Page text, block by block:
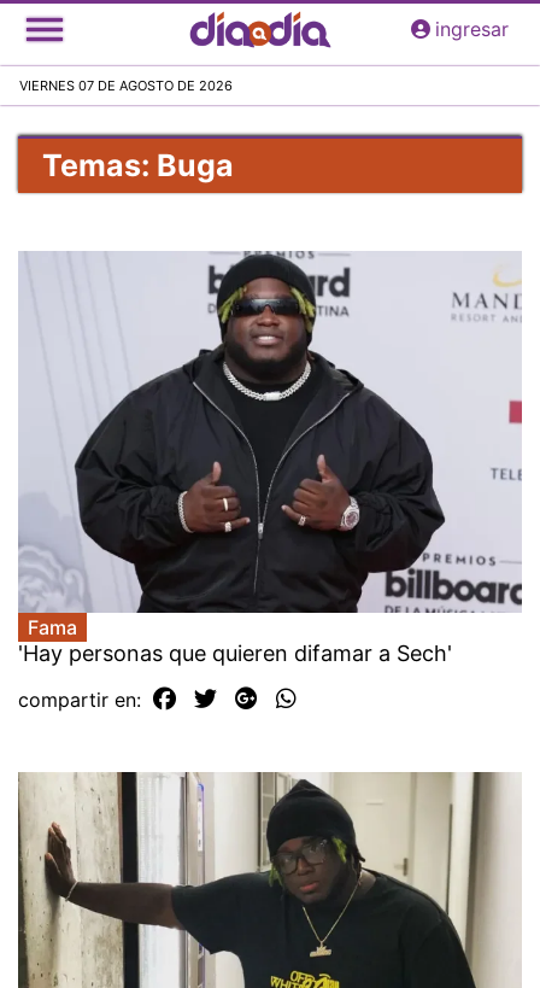
Pasar
al
principal
ingresar
VIERNES 07 DE AGOSTO DE 2026
Temas: Buga
Fama
'Hay personas que quieren difamar a Sech'
compartir en: